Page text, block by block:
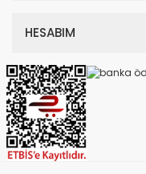
HESABIM